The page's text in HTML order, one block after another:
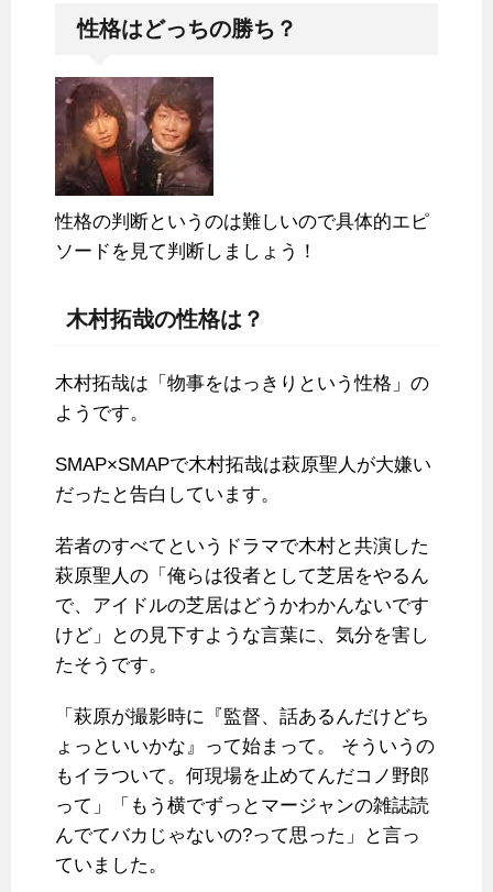
性格はどっちの勝ち？
性格の判断というのは難しいので具体的エピ
ソードを見て判断しましょう！
木村拓哉の性格は？
木村拓哉は「物事をはっきりという性格」の
ようです。
SMAP×SMAPで木村拓哉は萩原聖人が大嫌い
だったと告白しています。
若者のすべてというドラマで木村と共演した
萩原聖人の「俺らは役者として芝居をやるん
で、アイドルの芝居はどうかわかんないです
けど」との見下すような言葉に、気分を害し
たそうです。
「萩原が撮影時に『監督、話あるんだけどち
ょっといいかな』って始まって。 そういうの
もイラついて。何現場を止めてんだコノ野郎
って」「もう横でずっとマージャンの雑誌読
んでてバカじゃないの?って思った」と言っ
ていました。